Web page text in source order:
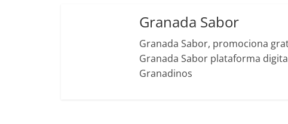
Granada Sabor
Granada Sabor, promociona
Granada Sabor plataforma
Granadinos